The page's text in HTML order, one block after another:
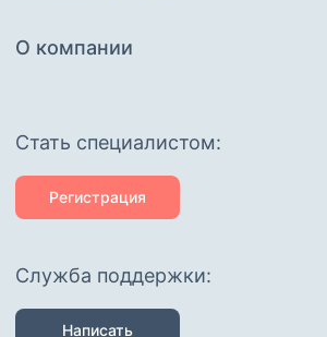
О компании
Cтать специалистом:
Регистрация
Служба поддержки:
Написать